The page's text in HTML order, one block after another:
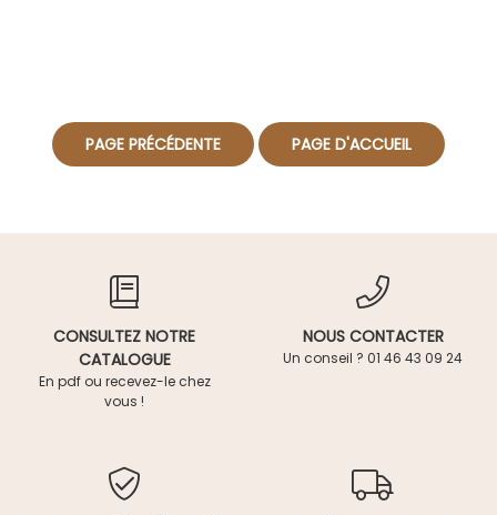
CONSULTEZ NOTRE
CATALOGUE
En pdf ou recevez-le chez
vous !
NOUS CONTACTER
Un conseil ? 01 46 43 09 24